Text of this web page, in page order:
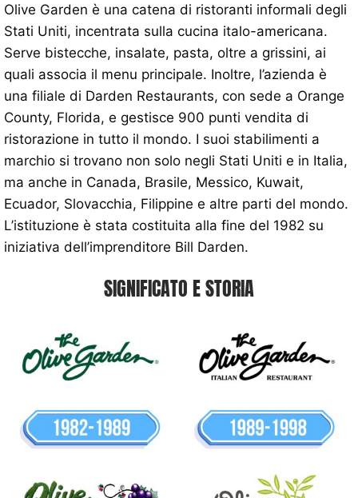
Olive Garden è una catena di ristoranti informali degli
Stati Uniti, incentrata sulla cucina italo-americana.
Serve bistecche, insalate, pasta, oltre a grissini, ai
quali associa il menu principale. Inoltre, l’azienda è
una filiale di Darden Restaurants, con sede a Orange
County, Florida, e gestisce 900 punti vendita di
ristorazione in tutto il mondo. I suoi stabilimenti a
marchio si trovano non solo negli Stati Uniti e in Italia,
ma anche in Canada, Brasile, Messico, Kuwait,
Ecuador, Slovacchia, Filippine e altre parti del mondo.
L’istituzione è stata costituita alla fine del 1982 su
iniziativa dell’imprenditore Bill Darden.
SIGNIFICATO E STORIA